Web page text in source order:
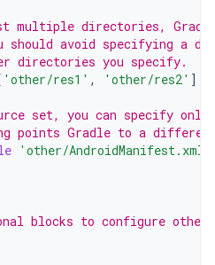
multiple directories,
should avoid specifying a
directories you specify.
'other/res1' , 'other/res2' ]
set, you can specify only
points Gradle to a
'other/AndroidManifest.xml'
blocks to configure other